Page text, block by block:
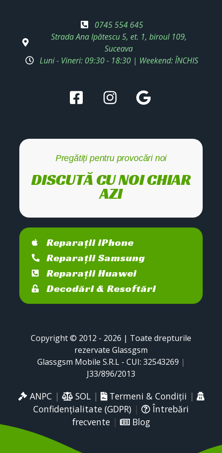
0745 554 645
Strada Ana Ipătescu 5, et. 1, biroul 109,
Suceava
Luni - Vineri: 09:30 - 18:30 | Weekend: ÎNCHIS
Pregătiți pentru provocări noi
DISCUTĂ CU NOI CHIAR
AZI
Reparații iPhone
Reparații Samsung
Reparații Huawei
Decodări & Resoftări
Copyright © 2012 - 2026 | Toate drepturile
rezervate Glassgsm
Glassgsm Mobile S.R.L - CUI: 32543269 |
J33/896/2013
ANPC | SOL| Termeni & Condiții |
Confidențialitate (GDPR) |
Întrebări
frecvente| Blog